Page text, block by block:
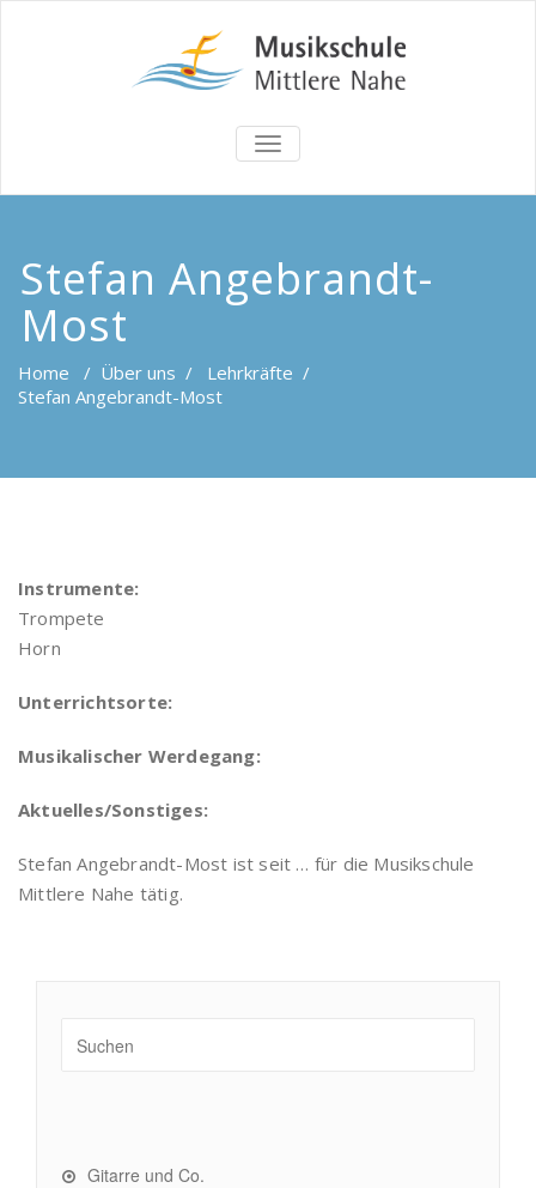
TOGGLE
NAVIGATION
Stefan Angebrandt-
Most
Home / Über uns / Lehrkräfte /
Stefan Angebrandt-Most
Instrumente:
Trompete
Horn
Unterrichtsorte:
Musikalischer Werdegang:
Aktuelles/Sonstiges:
Stefan Angebrandt-Most ist seit … für die Musikschule
Mittlere Nahe tätig.
Gitarre und Co.